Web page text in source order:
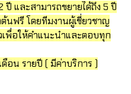
ปี และสามารถขยายได้ถึง 5 ปี
นฟรี โดยทีมงานผู้เชี่ยวชาญ
พื่อให้คำแนะนำและตอบทุก
อน รายปี ( มีค่าบริการ )